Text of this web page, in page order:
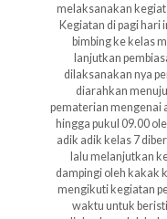
melaksanakan
Kegiatan di pagi hari
bimbing ke kelas
lanjutkan
dilaksanakan nya
diarahkan
pematerian mengenai
hingga pukul 09.00
adik adik kelas 7
lalu melanjutkan
dampingi oleh kakak
mengikuti kegiatan
waktu untuk